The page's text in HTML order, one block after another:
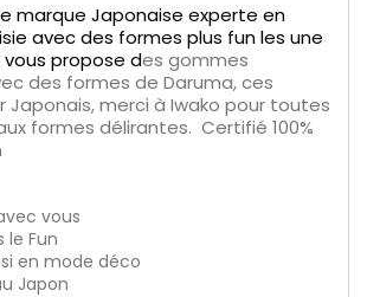
marque Japonaise experte en
avec des formes plus fun les une
propose des gommes
des formes de Daruma, ces
merci à Iwako pour toutes
formes délirantes. Certifié 100%
vous
le Fun
en mode déco
Japon